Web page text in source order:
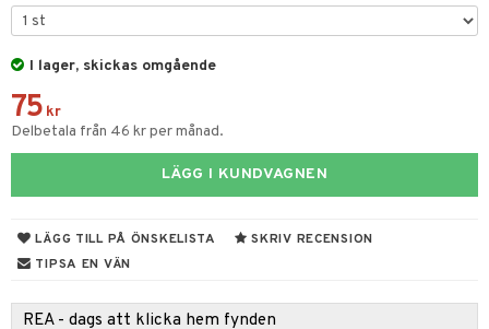
I lager, skickas omgående
75 kr
Delbetala från 46 kr per månad.
LÄGG I KUNDVAGNEN
LÄGG TILL PÅ ÖNSKELISTA
SKRIV RECENSION
TIPSA EN VÄN
REA - dags att klicka hem fynden
& Antifrizz
makeup remover
& Highlighter
spray